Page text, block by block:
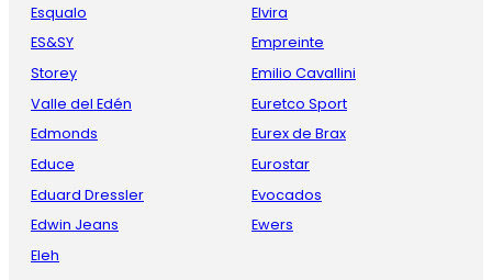
Esqualo
ES&SY
Storey
Valle del Edén
Edmonds
Educe
Eduard Dressler
Edwin Jeans
Eleh
Elvira
Empreinte
Emilio Cavallini
Euretco Sport
Eurex de Brax
Eurostar
Evocados
Ewers